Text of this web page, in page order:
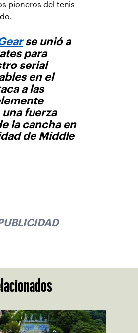
pioneros del tenis
se unió a
para
serial
en el
a las
una fuerza
la cancha en
de Middle